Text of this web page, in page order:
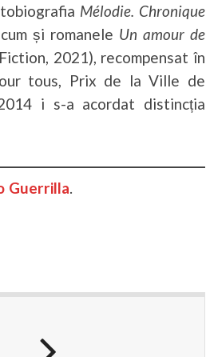
Mélodie. Chronique
și romanele Un amour de
2021), recompensat în
tous, Prix de la Ville de
i s-a acordat distincția
Guerrilla.